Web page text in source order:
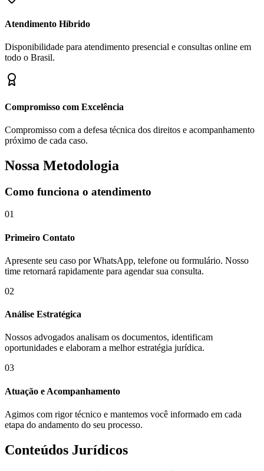
Atendimento Híbrido
Disponibilidade para atendimento presencial e consultas online em
todo o Brasil.
Compromisso com Excelência
Compromisso com a defesa técnica dos direitos e acompanhamento
próximo de cada caso.
Nossa Metodologia
Como funciona o atendimento
01
Primeiro Contato
Apresente seu caso por WhatsApp, telefone ou formulário. Nosso
time retornará rapidamente para agendar sua consulta.
02
Análise Estratégica
Nossos advogados analisam os documentos, identificam
oportunidades e elaboram a melhor estratégia jurídica.
03
Atuação e Acompanhamento
Agimos com rigor técnico e mantemos você informado em cada
etapa do andamento do seu processo.
Conteúdos Jurídicos